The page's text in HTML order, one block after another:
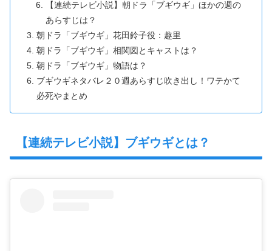
【連続テレビ小説】朝ドラ「ブギウギ」ほかの週の
あらすじは？
朝ドラ「ブギウギ」花田鈴子役：趣里
朝ドラ「ブギウギ」相関図とキャストは？
朝ドラ「ブギウギ」物語は？
ブギウギネタバレ２０週あらすじ吹き出し！ワテかて
必死やまとめ
【連続テレビ小説】ブギウギとは？